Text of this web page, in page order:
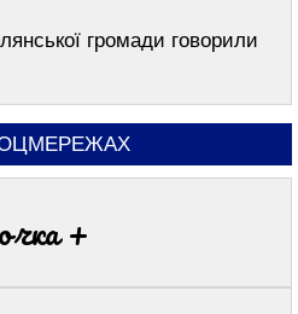
громади говорили
+